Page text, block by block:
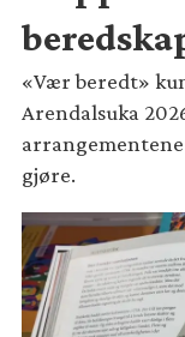
«Vær beredt»
Arendalsuka
gjøre.